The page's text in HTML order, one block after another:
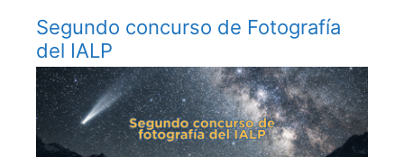
Segundo concurso de Fotografía
del IALP